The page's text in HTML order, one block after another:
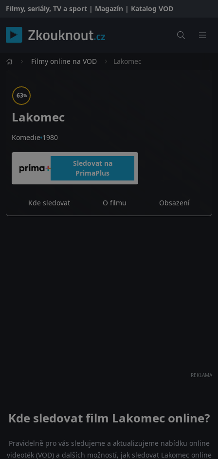
Filmy, seriály, TV a sport | Magazín | Katalog VOD
Filmy online na VOD Lakomec
63%
Lakomec
Komedie 1980
Sledovat na
PrimaPlus
Kde sledovat O filmu Obsazení
REKLAMA
Kde sledovat film Lakomec online?
Pravidelně pro vás sledujeme a aktualizujeme nabídku online
videoték (VOD) a dalších možností, jak sledovat Lakomec online